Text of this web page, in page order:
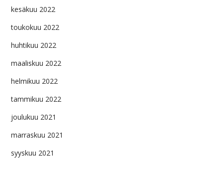
kesäkuu 2022
toukokuu 2022
huhtikuu 2022
maaliskuu 2022
helmikuu 2022
tammikuu 2022
joulukuu 2021
marraskuu 2021
syyskuu 2021